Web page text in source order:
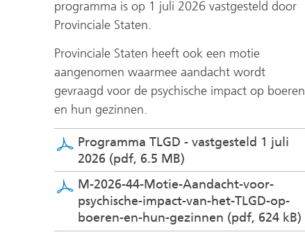
programma is op 1 juli 2026 vastgesteld door
Provinciale Staten.
Provinciale Staten heeft ook een motie
aangenomen waarmee aandacht wordt
gevraagd voor de psychische impact op boeren
en hun gezinnen.
Programma TLGD - vastgesteld 1 juli
2026 (pdf, 6.5 MB)
M-2026-44-Motie-Aandacht-voor-
psychische-impact-van-het-TLGD-op-
boeren-en-hun-gezinnen (pdf, 624 kB)